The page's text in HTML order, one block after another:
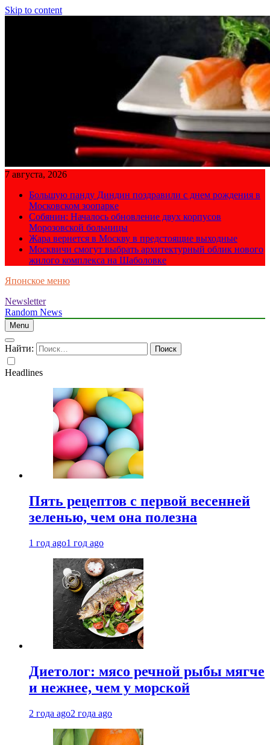
Skip to content
7 августа, 2026
Большую панду Диндин поздравили с днем рождения в
Московском зоопарке
Собянин: Началось обновление двух корпусов
Морозовской больницы
Жара вернется в Москву в предстоящие выходные
Москвичи смогут выбрать архитектурный облик нового
жилого комплекса на Шаболовке
Японское меню
Newsletter
Random News
Menu
Найти:
Headlines
Пять рецептов с первой весенней
зеленью, чем она полезна
1 год ago1 год ago
Диетолог: мясо речной рыбы мягче
и нежнее, чем у морской
2 года ago2 года ago